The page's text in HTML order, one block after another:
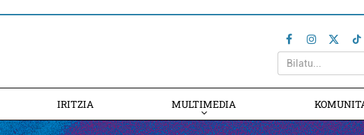
IRITZIA MULTIMEDIA